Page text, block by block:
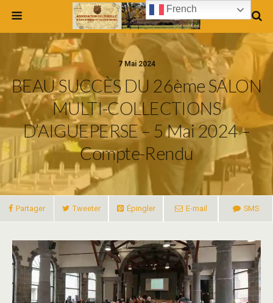
7 Mai 2024
BEAU SUCCÈS DU 26ème SALON
MULTI-COLLECTIONS
D’AIGUEPERSE – 5 Mai 2024 –
Compte-Rendu
Partager Tweeter Épingler E-mail SMS
French